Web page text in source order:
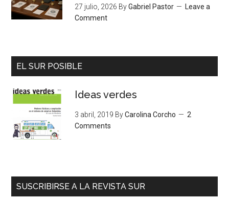
27 julio, 2026 ByGabriel Pastor
Leave a
Comment
EL SUR POSIBLE
Ideas verdes
3 abril, 2019 ByCarolina Corcho
2
Comments
SUSCRIBIRSE A LA REVISTA SUR